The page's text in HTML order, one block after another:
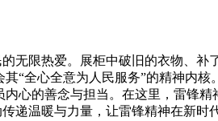
无限热爱。展柜中破旧的衣物、补
“全心全意为人民服务”的精神内核。
心的善念与担当。在这里，雷锋
递温暖与力量，让雷锋精神在新时